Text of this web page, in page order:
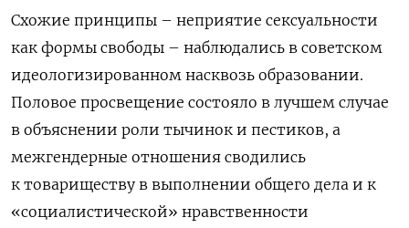
Схожие принципы – неприятие сексуальности
как формы свободы – наблюдались в советском
идеологизированном насквозь образовании.
Половое просвещение состояло в лучшем случае
в объяснении роли тычинок и пестиков, а
межгендерные отношения сводились
к товариществу в выполнении общего дела и к
«социалистической» нравственности